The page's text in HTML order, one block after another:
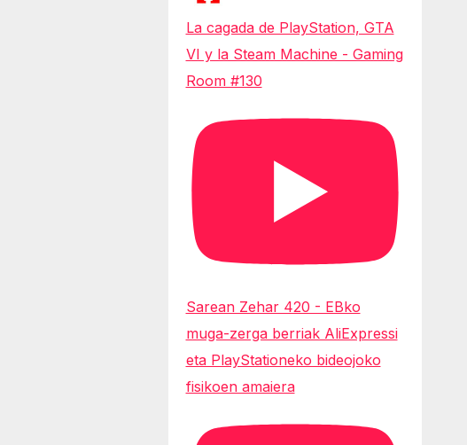
La cagada de PlayStation, GTA
VI y la Steam Machine - Gaming
Room #130
Sarean Zehar 420 - EBko
muga-zerga berriak AliExpressi
eta PlayStationeko bideojoko
fisikoen amaiera